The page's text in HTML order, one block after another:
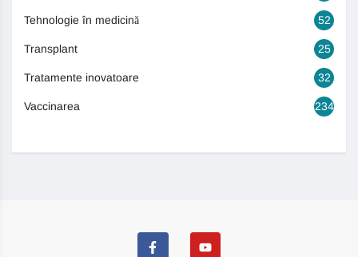
Tehnologie în medicină 52
Transplant 25
Tratamente inovatoare 32
Vaccinarea 234